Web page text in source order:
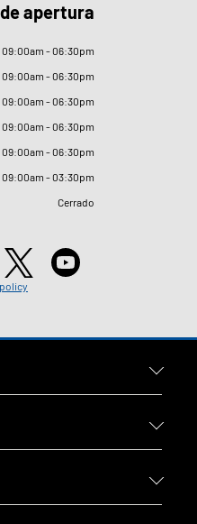
apertura
09:00am - 06:30pm
09:00am - 06:30pm
09:00am - 06:30pm
09:00am - 06:30pm
09:00am - 06:30pm
09:00am - 03:30pm
Cerrado